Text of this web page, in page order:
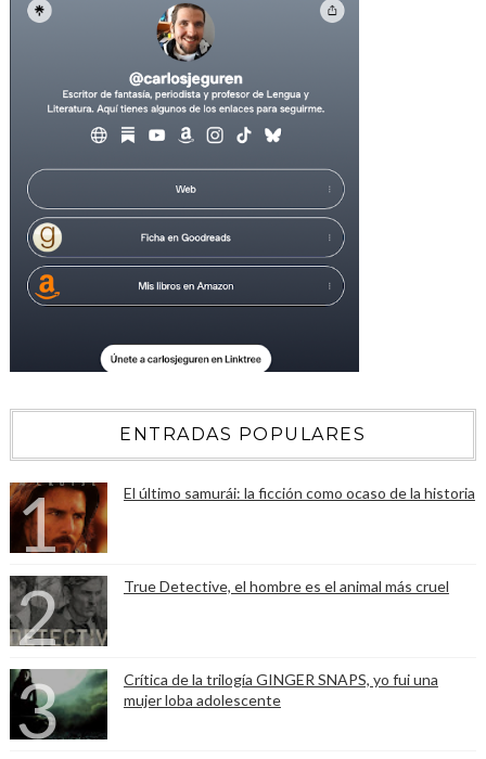
ENTRADAS POPULARES
El último samurái: la ficción como ocaso de la historia
True Detective, el hombre es el animal más cruel
Crítica de la trilogía GINGER SNAPS, yo fui una
mujer loba adolescente